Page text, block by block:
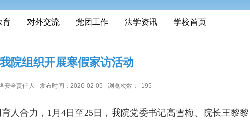
育 对外交流 党团工作 法学资讯 学校首页
我院组织开展寒假家访活动
安全责任人 发布时间：2026-02-05 浏览次数： 195
人合力， 1 月 4 日至25 日， 我院党委书记高雪梅、院长王黎